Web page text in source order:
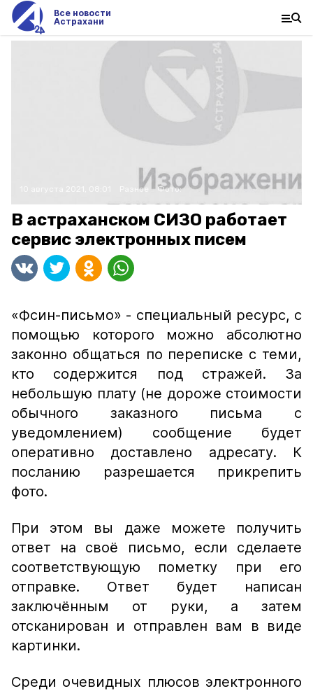
Все новости
Астрахани
Разное Фото:
В астраханском СИЗО работает
сервис электронных писем
«Фсин-письмо» - специальный ресурс, с
помощью которого можно абсолютно
законно общаться по переписке с теми,
кто содержится под стражей. За
небольшую плату (не дороже стоимости
обычного заказного письма с
уведомлением) сообщение будет
оперативно доставлено адресату. К
посланию разрешается прикрепить
фото.
При этом вы даже можете получить
ответ на своё письмо, если сделаете
соответствующую пометку при его
отправке. Ответ будет написан
заключённым от руки, а затем
отсканирован и отправлен вам в виде
картинки.
Среди очевидных плюсов электронного